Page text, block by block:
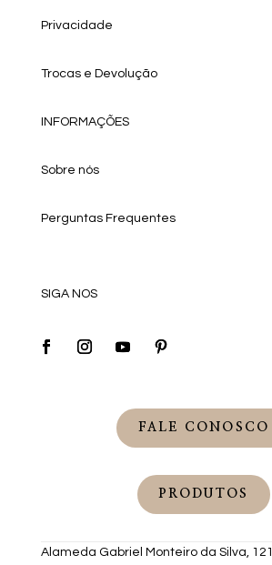
Privacidade
Trocas e Devolução
INFORMAÇÕES
Sobre nós
Perguntas Frequentes
SIGA NOS
FALE CONOSCO
PRODUTOS
Alameda Gabriel Monteiro da Silva,